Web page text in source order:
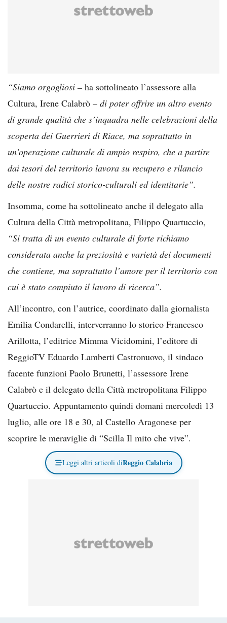
“Siamo orgogliosi – ha sottolineato l’assessore alla
Cultura, Irene Calabrò – di poter offrire un altro evento
di grande qualità che s’inquadra nelle celebrazioni della
scoperta dei Guerrieri di Riace, ma soprattutto in
un’operazione culturale di ampio respiro, che a partire
dai tesori del territorio lavora su recupero e rilancio
delle nostre radici storico-culturali ed identitarie”.
Insomma, come ha sottolineato anche il delegato alla
Cultura della Città metropolitana, Filippo Quartuccio,
“Si tratta di un evento culturale di forte richiamo
considerata anche la preziosità e varietà dei documenti
che contiene, ma soprattutto l’amore per il territorio con
cui è stato compiuto il lavoro di ricerca”.
All’incontro, con l’autrice, coordinato dalla giornalista
Emilia Condarelli, interverranno lo storico Francesco
Arillotta, l’editrice Mimma Vicidomini, l’editore di
ReggioTV Eduardo Lamberti Castronuovo, il sindaco
facente funzioni Paolo Brunetti, l’assessore Irene
Calabrò e il delegato della Città metropolitana Filippo
Quartuccio. Appuntamento quindi domani mercoledì 13
luglio, alle ore 18 e 30, al Castello Aragonese per
scoprire le meraviglie di “Scilla Il mito che vive”.
Leggi altri articoli diReggio Calabria